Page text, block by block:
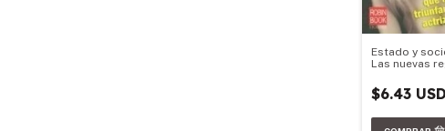
Estado y
Las nuevas
$6.43 USD